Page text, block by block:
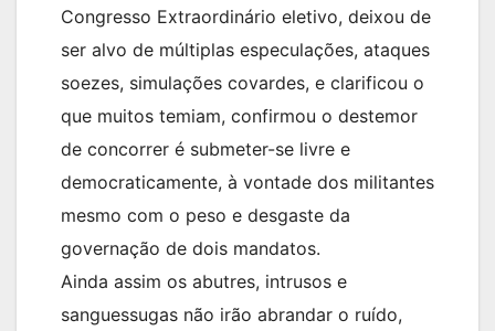
Congresso Extraordinário eletivo, deixou de
ser alvo de múltiplas especulações, ataques
soezes, simulações covardes, e clarificou o
que muitos temiam, confirmou o destemor
de concorrer é submeter-se livre e
democraticamente, à vontade dos militantes
mesmo com o peso e desgaste da
governação de dois mandatos.
Ainda assim os abutres, intrusos e
sanguessugas não irão abrandar o ruído,